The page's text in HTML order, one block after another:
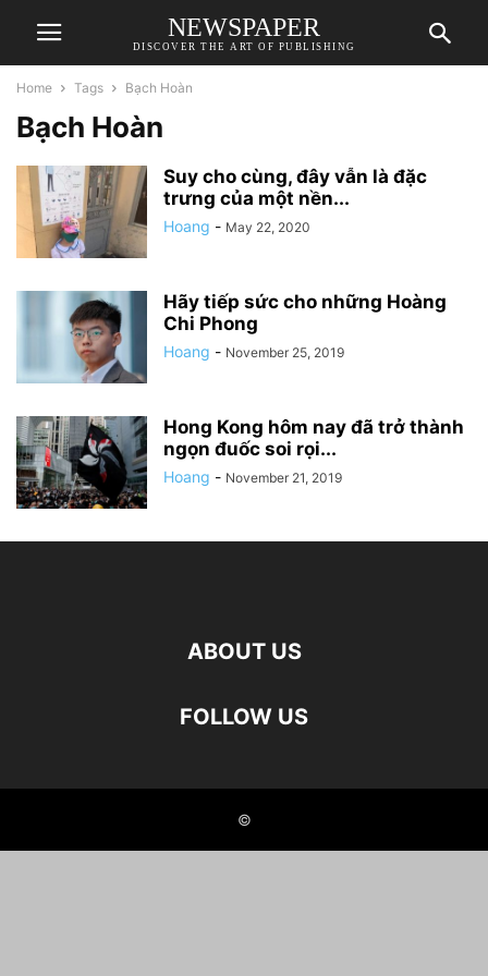
NEWSPAPER
DISCOVER THE ART OF PUBLISHING
Home Tags Bạch Hoàn
Bạch Hoàn
Suy cho cùng, đây vẫn là đặc
trưng của một nền...
Hoang - May 22, 2020
Hãy tiếp sức cho những Hoàng
Chi Phong
Hoang - November 25, 2019
Hong Kong hôm nay đã trở thành
ngọn đuốc soi rọi...
Hoang - November 21, 2019
ABOUT US
FOLLOW US
©